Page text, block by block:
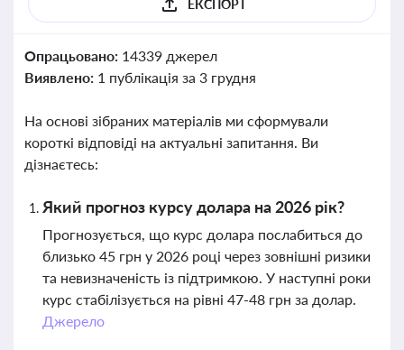
ЕКСПОРТ
Опрацьовано: 14339 джерел
Виявлено: 1 публікація за 3 грудня
На основі зібраних матеріалів ми сформували
короткі відповіді на актуальні запитання. Ви
дізнаєтесь:
Який прогноз курсу долара на 2026 рік?
Прогнозується, що курс долара послабиться до
близько 45 грн у 2026 році через зовнішні ризики
та невизначеність із підтримкою. У наступні роки
курс стабілізується на рівні 47-48 грн за долар.
Джерело